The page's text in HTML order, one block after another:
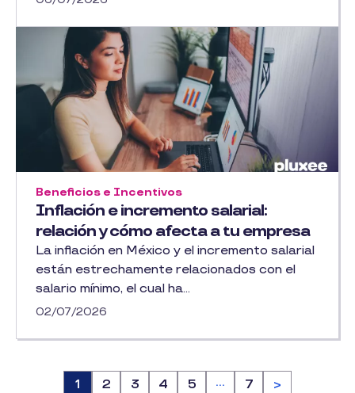
Inflación e incremento salarial:
relación y cómo afecta a tu empresa
Beneficios e Incentivos
La inflación en México y el incremento salarial
están estrechamente relacionados con el
salario mínimo, el cual ha...
02/07/2026
Página
1 Página
2 Página
3 Página
4 Página
5 … Página
7 >